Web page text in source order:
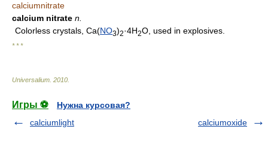
calciumnitrate
calcium nitrate n.
Colorless crystals, Ca(NO3)2·4H2O, used in explosives.
* * *
Universalium 2010
Игры ⚽
Нужна курсовая?
calciumlight
calciumoxide